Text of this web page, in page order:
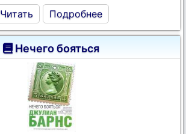
Читать Подробнее
Нечего бояться